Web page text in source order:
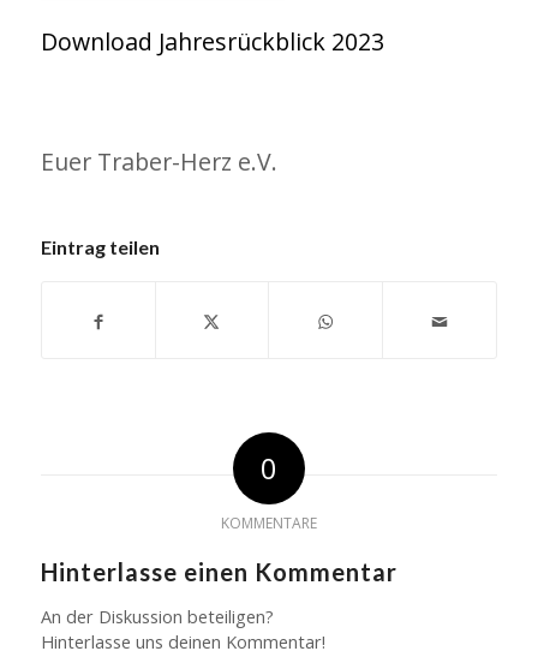
Download Jahresrückblick 2023
Euer Traber-Herz e.V.
Eintrag teilen
0
KOMMENTARE
Hinterlasse einen Kommentar
An der Diskussion beteiligen?
Hinterlasse uns deinen Kommentar!